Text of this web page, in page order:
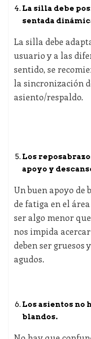
La silla debe
sentada
La silla debe
usuario y a las
sentido, se
la sincronización
asiento/respaldo.
Los
apoyo y
Un buen apoyo de
de fatiga en el
ser algo menor
nos impida
deben ser gruesos
agudos.
Los asientos no
blandos.